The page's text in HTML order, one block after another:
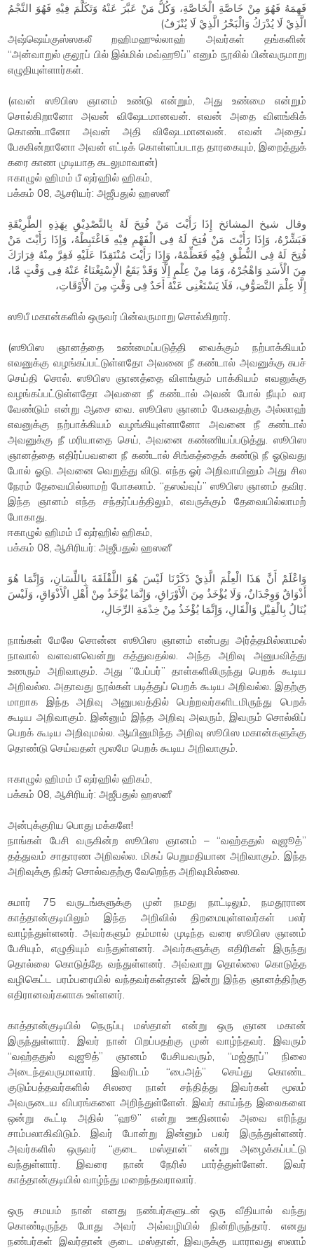
فَهِمَهُ فَهُوَ مِنْ خَاصَّةِ الْخَاصَّةِ، وَكُلُّ مَنْ عَبَّرَ عَنْهُ وَتَكَلَّمَ فِيْهِ فَهُوَ النَّجْمُ
الَّذِيْ لَا يُدْرَكُ وَالْبَحْرُ الَّذِيْ لَا يُنْزَفُ)
அஷ்ஷெய்குஸ்ஸகலீ றஹிமஹுல்லாஹ் அவர்கள் தங்களின்
“அன்வாறுல் குலூப் பில் இல்மில் மவ்ஹூப்” எனும் நூலில் பின்வருமாறு
எழுதியுள்ளார்கள்.
(எவன் ஸூபிஸ ஞானம் உண்டு என்றும், அது உண்மை என்றும்
சொல்கிறானோ அவன் விஷேடமானவன். எவன் அதை விளங்கிக்
கொண்டானோ அவன் அதி விஷேடமானவன். எவன் அதைப்
பேசுகின்றானோ அவன் எட்டிக் கொள்ளப்படாத தாரகையும், இறைத்துக்
கரை காண முடியாத கடலுமாவான்)
ஈகாழுல் ஹிமம் பீ ஷர்ஹில் ஹிகம்,
பக்கம் 08, ஆசரியர்: அஜீபதுல் ஹஸனீ
وقال شيخ المشائخ إِذَا رَأَيْتَ مَنْ فُتِحَ لَهُ بِالتَّصْدِيْقِ بِهَذِهِ الطَّرِيْقَةِ
فَبَشِّرْهُ، وَإِذَا رَأَيْتَ مَنْ فُتِحَ لَهُ فِى الْفَهْمِ فِيْهِ فَاغْتَبِطْهُ، وَإِذَا رَأَيْتَ مَنْ
فُتِحَ لَهُ فِى النُّطْقِ فِيْهِ فَعَظِّمْهُ، وَإِذَا رَأَيْتَ مُنْتَقِدًا عَلَيْهِ فَفِرَّ مِنْهُ فِرَارَكَ
مِنَ الْأَسَدِ وَاهْجُرْهُ، وَمَا مِنْ عِلْمٍ إِلَّا وَقَدْ يَقَعُ الْإِسْتِغْنَاءُ عَنْهُ فِى وَقْتٍ مَّا،
إِلَّا عِلْمَ التَّصَوُّفِ، فَلَا يَسْتَغْنِى عَنْهُ أَحَدٌ فِى وَقْتٍ مِنَ الْأَوْقَاتِ،
ஸூபீ மகான்களில் ஒருவர் பின்வருமாறு சொல்கிறார்.
(ஸூபிஸ ஞானத்தை உண்மைப்படுத்தி வைக்கும் நற்பாக்கியம்
எவனுக்கு வழங்கப்பட்டுள்ளதோ அவனை நீ கண்டால் அவனுக்கு சுபச்
செய்தி சொல். ஸூபிஸ ஞானத்தை விளங்கும் பாக்கியம் எவனுக்கு
வழங்கப்பட்டுள்ளதோ அவனை நீ கண்டால் அவன் போல் நீயும் வர
வேண்டும் என்று ஆசை வை. ஸூபிஸ ஞானம் பேசுவதற்கு அல்லாஹ்
எவனுக்கு நற்பாக்கியம் வழங்கியுள்ளானோ அவனை நீ கண்டால்
அவனுக்கு நீ மரியாதை செய், அவனை கண்ணியப்படுத்து. ஸூபிஸ
ஞானத்தை எதிர்ப்பவனை நீ கண்டால் சிங்கத்தைக் கண்டு நீ ஓடுவது
போல் ஓடு. அவனை வெறுத்து விடு. எந்த ஓர் அறிவாயினும் அது சில
நேரம் தேவையில்லாமற் போகலாம். “தஸவ்வுப்” ஸூபிஸ ஞானம் தவிர.
இந்த ஞானம் எந்த சந்தர்ப்பத்திலும், எவருக்கும் தேவையில்லாமற்
போகாது.
ஈகாழுல் ஹிமம் பீ ஷர்ஹில் ஹிகம்,
பக்கம் 08, ஆசிரியர்: அஜீபதுல் ஹஸனீ
وَاعْلَمْ أَنَّ هَذَا الْعِلْمَ الَّذِيْ ذَكَرْنَا لَيْسَ هُوَ اللَّقْلَقَةَ بِاللِّسَانِ، وَإِنَّمَا هُوَ
أَذْوَاقٌ وَوِجْدَانٌ، وَلَا يُؤْخَذُ مِنَ الْأَوْرَاقِ، وَإِنَّمَا يُؤْخَذُ مِنْ أَهْلِ الْأَذْوَاقِ، وَلَيْسَ
يُنَالُ بِالْقِيْلِ وَالْقَالِ، وَإِنَّمَا يُؤْخَذُ مِنْ خِدْمَةِ الرِّجَالِ،
நாங்கள் மேலே சொன்ன ஸூபிஸ ஞானம் என்பது அர்த்தமில்லாமல்
நாவால் வளவளவென்று கத்துவதல்ல. அந்த அறிவு அனுபவித்து
உணரும் அறிவாகும். அது “பேப்பர்” தாள்களிலிருந்து பெறக் கூடிய
அறிவல்ல. அதாவது நூல்கள் படித்துப் பெறக் கூடிய அறிவல்ல. இதற்கு
மாறாக இந்த அறிவு அனுபவத்தில் பெற்றவர்களிடமிருந்து பெறக்
கூடிய அறிவாகும். இன்னும் இந்த அறிவு அவரும், இவரும் சொல்லிப்
பெறக் கூடிய அறிவுமல்ல. ஆயினுமிந்த அறிவு ஸூபிஸ மகான்களுக்கு
தொண்டு செய்வதன் மூலமே பெறக் கூடிய அறிவாகும்.
ஈகாழுல் ஹிமம் பீ ஷர்ஹில் ஹிகம்,
பக்கம் 08, ஆசிரியர்: அஜீபதுல் ஹஸனீ
அன்புக்குரிய பொது மக்களே!
நாங்கள் பேசி வருகின்ற ஸூபிஸ ஞானம் – “வஹ்ததுல் வுஜூத்”
தத்துவம் சாதாரண அறிவல்ல. மிகப் பெறுமதியான அறிவாகும். இந்த
அறிவுக்கு நிகர் சொல்வதற்கு வேறெந்த அறிவுமில்லை.
சுமார் 75 வருடங்களுக்கு முன் நமது நாட்டிலும், நமதூரான
காத்தான்குடியிலும் இந்த அறிவில் திறமையுள்ளவர்கள் பலர்
வாழ்ந்துள்ளனர். அவர்களும் தம்மால் முடிந்த வரை ஸூபிஸ ஞானம்
பேசியும், எழுதியும் வந்துள்ளனர். அவர்களுக்கு எதிரிகள் இருந்து
தொல்லை கொடுத்தே வந்துள்ளனர். அவ்வாறு தொல்லை கொடுத்த
வழிகெட்ட பரம்பரையில் வந்தவர்கள்தான் இன்று இந்த ஞானத்திற்கு
எதிரானவர்களாக உள்ளனர்.
காத்தான்குடியில் நெருப்பு மஸ்தான் என்று ஒரு ஞான மகான்
இருந்துள்ளார். இவர் நான் பிறப்பதற்கு முன் வாழ்ந்தவர். இவரும்
“வஹ்ததுல் வுஜூத்” ஞானம் பேசியவரும், “மஜ்தூப்” நிலை
அடைந்தவருமாவார். இவரிடம் “பைஅத்” செய்து கொண்ட
குடும்பத்தவர்களில் சிலரை நான் சந்தித்து இவர்கள் மூலம்
அவருடைய விபரங்களை அறிந்துள்ளேன். இவர் காய்ந்த இலைகளை
ஒன்று கூட்டி அதில் “ஹூ” என்று ஊதினால் அவை எரிந்து
சாம்பலாகிவிடும். இவர் போன்று இன்னும் பலர் இருந்துள்ளனர்.
அவர்களில் ஒருவர் “குடை மஸ்தான்” என்று அழைக்கப்பட்டு
வந்துள்ளார். இவரை நான் நேரில் பார்த்துள்ளேன். இவர்
காத்தான்குடியில் வாழ்ந்து மறைந்தவராவார்.
ஒரு சமயம் நான் எனது நண்பர்களுடன் ஒரு வீதியால் வந்து
கொண்டிருந்த போது அவர் அவ்வழியில் நின்றிருந்தார். எனது
நண்பர்கள் இவர்தான் குடை மஸ்தான், இவருக்கு யாராவது ஸலாம்